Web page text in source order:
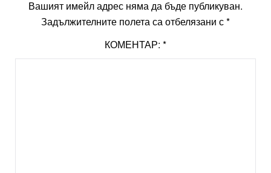
Вашият имейл адрес няма да бъде публикуван.
Задължителните полета са отбелязани с*
КОМЕНТАР: *